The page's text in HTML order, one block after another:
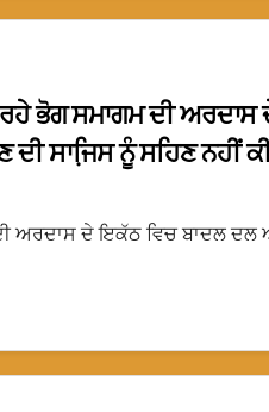
ਰਹੇ ਭੋਗ ਸਮਾਗਮ ਦੀ
ਸਾਜਿ਼ਸ ਨੂੰ ਸਹਿਣ ਨਹੀਂ
ਅਰਦਾਸ ਦੇ ਇਕੱਠ ਵਿਚ ਬਾਦਲ ਦਲ